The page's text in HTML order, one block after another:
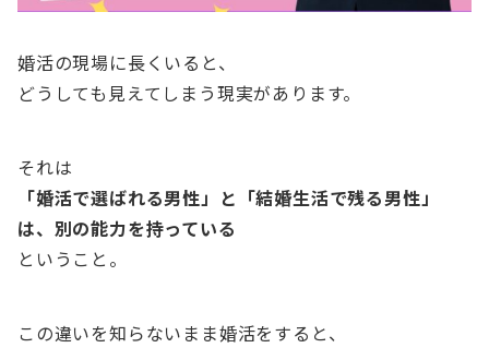
婚活の現場に長くいると、
どうしても見えてしまう現実があります。
それは
「婚活で選ばれる男性」と「結婚生活で残る男性」
は、別の能力を持っている
ということ。
この違いを知らないまま婚活をすると、